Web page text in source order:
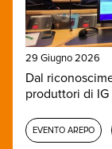
29 Giugno 2026
Dal
produttori di IG
EVENTO AREPO